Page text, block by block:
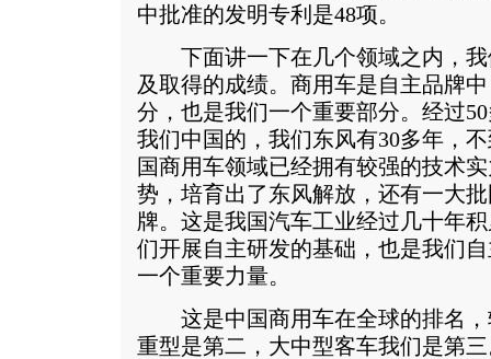
中批准的发明专利是48项。
下面讲一下在几个领域之内，我
及取得的成绩。商用车是自主品牌
分，也是我们一个重要部分。经过
我们中国的，我们东风有30多年，
国商用车领域已经拥有较强的技术
势，培育出了东风解放，还有一大
牌。这是我国汽车工业经过几十年
们开展自主研发的基础，也是我们
一个重要力量。
这是中国商用车在全球的排名，
重型是第二，大中型客车我们是第